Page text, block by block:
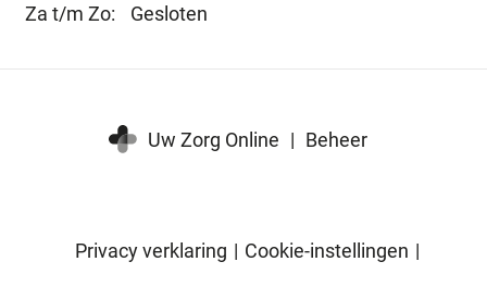
Za t/m Zo:
Gesloten
Uw Zorg Online | Beheer
Privacy verklaring | Cookie-instellingen |